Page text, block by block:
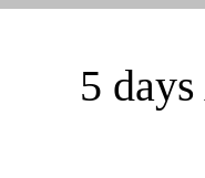
5